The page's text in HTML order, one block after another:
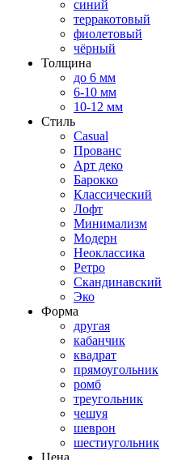
синий
терракотовый
фиолетовый
чёрный
Толщина
до 6 мм
6-10 мм
10-12 мм
Стиль
Casual
Прованс
Арт деко
Барокко
Классический
Лофт
Минимализм
Модерн
Неоклассика
Ретро
Скандинавский
Эко
Форма
другая
кабанчик
квадрат
прямоугольник
ромб
треугольник
чешуя
шеврон
шестиугольник
Цена